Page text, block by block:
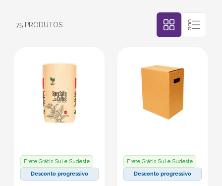
75 PRODUTOS
Frete Grátis Sul e Sudeste
Desconto progressivo
Frete Grátis Sul e Sudeste
Desconto progressivo
bebidas